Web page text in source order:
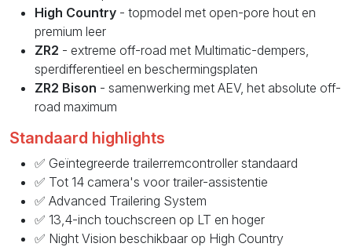
High Country - topmodel met open-pore hout en
premium leer
ZR2 - extreme off-road met Multimatic-dempers,
sperdifferentieel en beschermingsplaten
ZR2 Bison - samenwerking met AEV, het absolute off-
road maximum
Standaard highlights
✅ Geïntegreerde trailerremcontroller standaard
✅ Tot 14 camera's voor trailer-assistentie
✅ Advanced Trailering System
✅ 13,4-inch touchscreen op LT en hoger
✅ Night Vision beschikbaar op High Country